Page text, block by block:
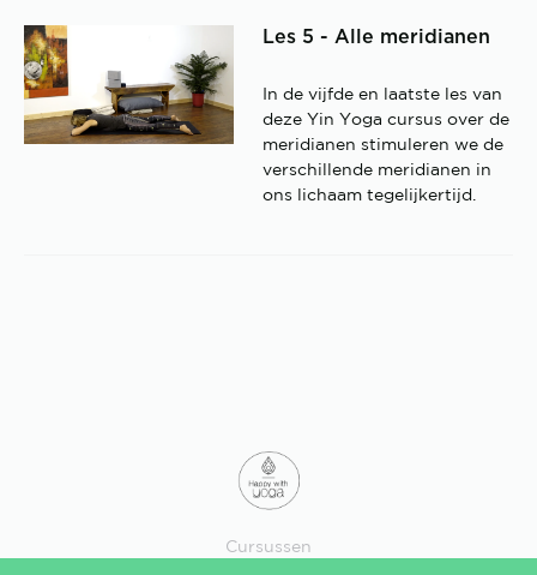
Les 5 - Alle meridianen
In de vijfde en laatste les van
deze Yin Yoga cursus over de
meridianen stimuleren we de
verschillende meridianen in
ons lichaam tegelijkertijd.
Cursussen